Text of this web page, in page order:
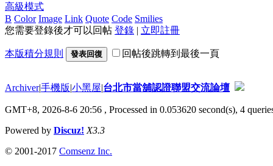
高級模式
B Color Image Link Quote Code Smilies
您需要登錄後才可以回帖 登錄 | 立即註冊
本版積分規則 發表回復 回帖後跳轉到最後一頁
Archiver|手機版|小黑屋|台北市當舖認證聯盟交流論壇
GMT+8, 2026-8-6 20:56 , Processed in 0.053620 second(s), 4
Powered by Discuz! X3.3
© 2001-2017 Comsenz Inc.